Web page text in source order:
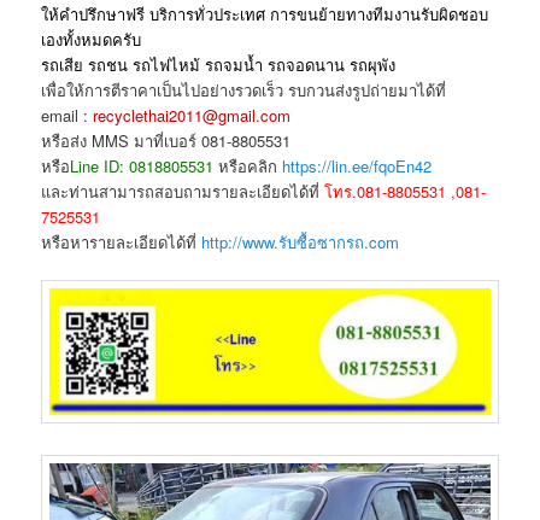
ให้คำปรึกษาฟรี บริการทั่วประเทศ การขนย้ายทางทีมงานรับผิดชอบ
เองทั้งหมดครับ
รถเสีย รถชน รถไฟไหม้ รถจมน้ำ รถจอดนาน รถผุพัง
เพื่อให้การตีราคาเป็นไปอย่างรวดเร็ว รบกวนส่งรูปถ่ายมาได้ที่
email : recyclethai2011@gmail.com
หรือส่ง MMS มาที่เบอร์ 081-8805531
หรือLine ID: 0818805531หรือคลิก https://lin.ee/fqoEn42
และท่านสามารถสอบถามรายละเอียดได้ที่โทร.081-8805531 ,081-
7525531
หรือหารายละเอียดได้ที่ http://www.รับซื้อซากรถ.com